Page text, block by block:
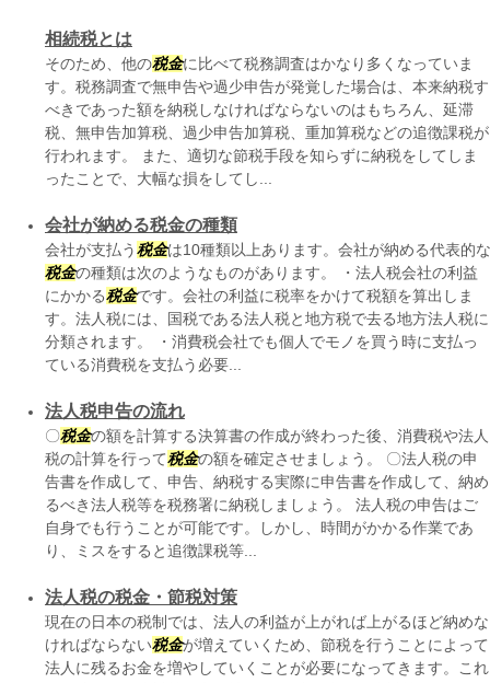
相続税とは
そのため、他の税金に比べて税務調査はかなり多くなっていま
す。税務調査で無申告や過少申告が発覚した場合は、本来納税す
べきであった額を納税しなければならないのはもちろん、延滞
税、無申告加算税、過少申告加算税、重加算税などの追徴課税が
行われます。 また、適切な節税手段を知らずに納税をしてしま
ったことで、大幅な損をしてし...
会社が納める税金の種類
会社が支払う税金は10種類以上あります。会社が納める代表的な
税金の種類は次のようなものがあります。 ・法人税会社の利益
にかかる税金です。会社の利益に税率をかけて税額を算出しま
す。法人税には、国税である法人税と地方税で去る地方法人税に
分類されます。 ・消費税会社でも個人でモノを買う時に支払っ
ている消費税を支払う必要...
法人税申告の流れ
〇税金の額を計算する決算書の作成が終わった後、消費税や法人
税の計算を行って税金の額を確定させましょう。 〇法人税の申
告書を作成して、申告、納税する実際に申告書を作成して、納め
るべき法人税等を税務署に納税しましょう。 法人税の申告はご
自身でも行うことが可能です。しかし、時間がかかる作業であ
り、ミスをすると追徴課税等...
法人税の税金・節税対策
現在の日本の税制では、法人の利益が上がれば上がるほど納めな
ければならない税金が増えていくため、節税を行うことによって
法人に残るお金を増やしていくことが必要になってきます。これ